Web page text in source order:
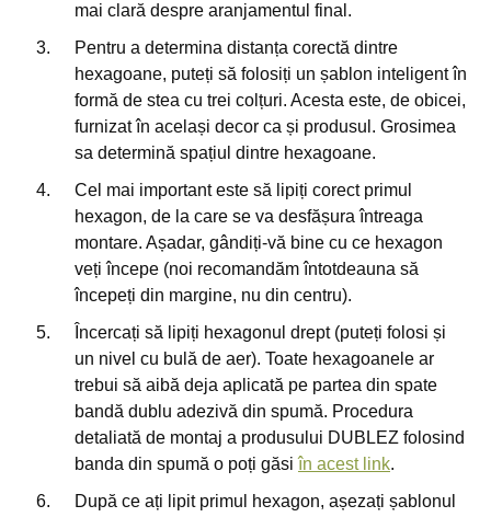
mai clară despre aranjamentul final.
Pentru a determina distanța corectă dintre
hexagoane, puteți să folosiți un șablon inteligent în
formă de stea cu trei colțuri. Acesta este, de obicei,
furnizat în același decor ca și produsul. Grosimea
sa determină spațiul dintre hexagoane.
Cel mai important este să lipiți corect primul
hexagon, de la care se va desfășura întreaga
montare. Așadar, gândiți-vă bine cu ce hexagon
veți începe (noi recomandăm întotdeauna să
începeți din margine, nu din centru).
Încercați să lipiți hexagonul drept (puteți folosi și
un nivel cu bulă de aer). Toate hexagoanele ar
trebui să aibă deja aplicată pe partea din spate
bandă dublu adezivă din spumă. Procedura
detaliată de montaj a produsului DUBLEZ folosind
banda din spumă o poți găsiîn acest link.
După ce ați lipit primul hexagon, așezați șablonul